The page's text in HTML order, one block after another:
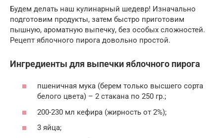
Будем делать наш кулинарный шедевр! Изначально
подготовим продукты, затем быстро приготовим
пышную, ароматную выпечку, без особых сложностей.
Рецепт яблочного пирога довольно простой.
Ингредиенты для выпечки яблочного пирога
пшеничная мука (берем только высшего сорта
белого цвета) – 2 стакана по 250 гр.;
200-230 мл кефира (жирность от 2%);
3 яйца;